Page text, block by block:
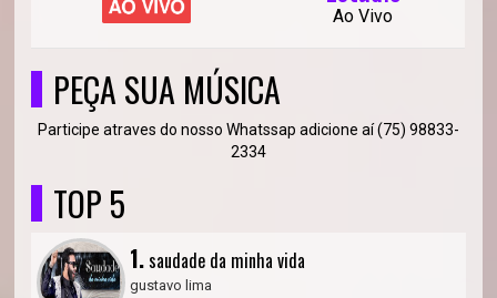
Ao Vivo
PEÇA SUA MÚSICA
Participe atraves do nosso Whatssap adicione aí (75) 98833-
2334
TOP 5
1.saudade da minha vida
gustavo lima